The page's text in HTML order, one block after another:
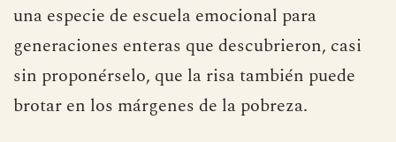
una especie de escuela emocional para
generaciones enteras que descubrieron, casi
sin proponérselo, que la risa también puede
brotar en los márgenes de la pobreza.